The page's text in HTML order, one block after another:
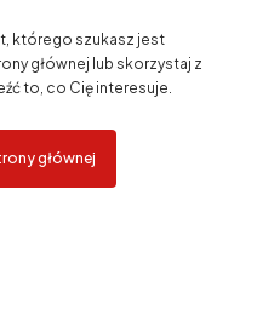
którego szukasz jest
głównej lub skorzystaj z
to, co Cię interesuje.
głównej